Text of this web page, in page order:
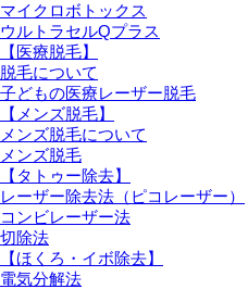
マイクロボトックス
ウルトラセルQプラス
【医療脱毛】
脱毛について
子どもの医療レーザー脱毛
【メンズ脱毛】
メンズ脱毛について
メンズ脱毛
【タトゥー除去】
レーザー除去法（ピコレーザー）
コンビレーザー法
切除法
【ほくろ・イボ除去】
電気分解法